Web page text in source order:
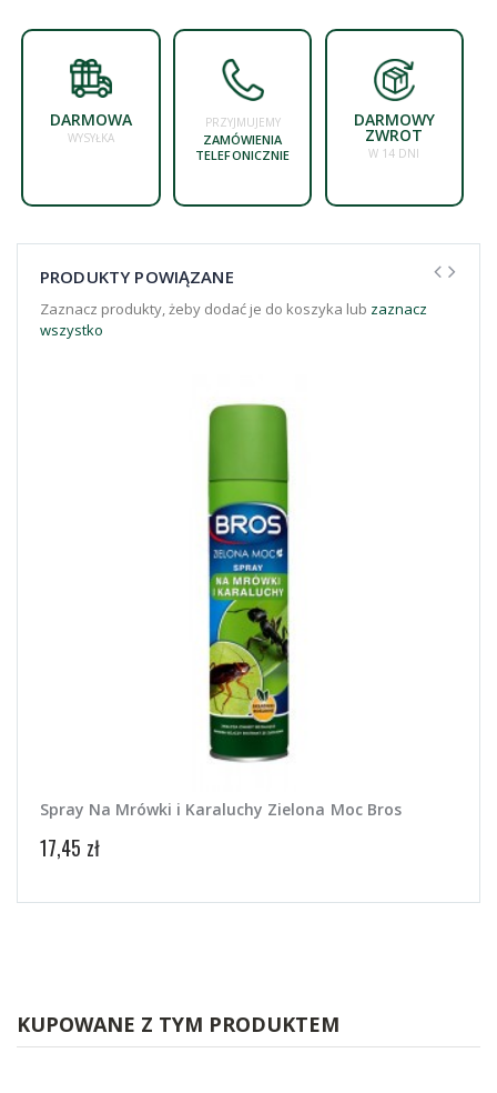
DARMOWA
WYSYŁKA
PRZYJMUJEMY
ZAMÓWIENIA
TELEFONICZNIE
DARMOWY
ZWROT
W 14 DNI
PRODUKTY POWIĄZANE
Zaznacz produkty, żeby dodać je do koszyka lub zaznacz
wszystko
Spray Na Mrówki i Karaluchy Zielona Moc Bros
17,45 zł
KUPOWANE Z TYM PRODUKTEM